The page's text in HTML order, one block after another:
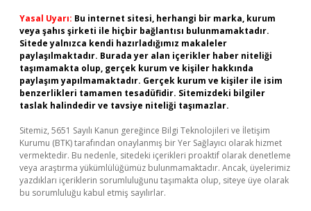
Yasal Uyarı: Bu internet sitesi, herhangi bir marka, kurum
veya şahıs şirketi ile hiçbir bağlantısı bulunmamaktadır.
Sitede yalnızca kendi hazırladığımız makaleler
paylaşılmaktadır. Burada yer alan içerikler haber niteliği
taşımamakta olup, gerçek kurum ve kişiler hakkında
paylaşım yapılmamaktadır. Gerçek kurum ve kişiler ile isim
benzerlikleri tamamen tesadüfidir. Sitemizdeki bilgiler
taslak halindedir ve tavsiye niteliği taşımazlar.
Sitemiz, 5651 Sayılı Kanun gereğince Bilgi Teknolojileri ve İletişim
Kurumu (BTK) tarafından onaylanmış bir Yer Sağlayıcı olarak hizmet
vermektedir. Bu nedenle, sitedeki içerikleri proaktif olarak denetleme
veya araştırma yükümlülüğümüz bulunmamaktadır. Ancak, üyelerimiz
yazdıkları içeriklerin sorumluluğunu taşımakta olup, siteye üye olarak
bu sorumluluğu kabul etmiş sayılırlar.